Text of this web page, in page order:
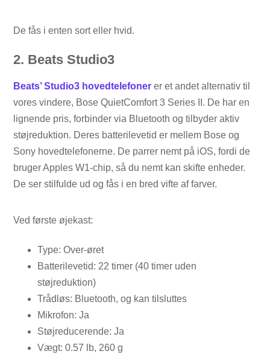
De fås i enten sort eller hvid.
2. Beats Studio3
Beats’ Studio3 hovedtelefoner er et andet alternativ til
vores vindere, Bose QuietComfort 3 Series II. De har en
lignende pris, forbinder via Bluetooth og tilbyder aktiv
støjreduktion. Deres batterilevetid er mellem Bose og
Sony hovedtelefonerne. De parrer nemt på iOS, fordi de
bruger Apples W1-chip, så du nemt kan skifte enheder.
De ser stilfulde ud og fås i en bred vifte af farver.
Ved første øjekast:
Type: Over-øret
Batterilevetid: 22 timer (40 timer uden
støjreduktion)
Trådløs: Bluetooth, og kan tilsluttes
Mikrofon: Ja
Støjreducerende: Ja
Vægt: 0.57 lb, 260 g